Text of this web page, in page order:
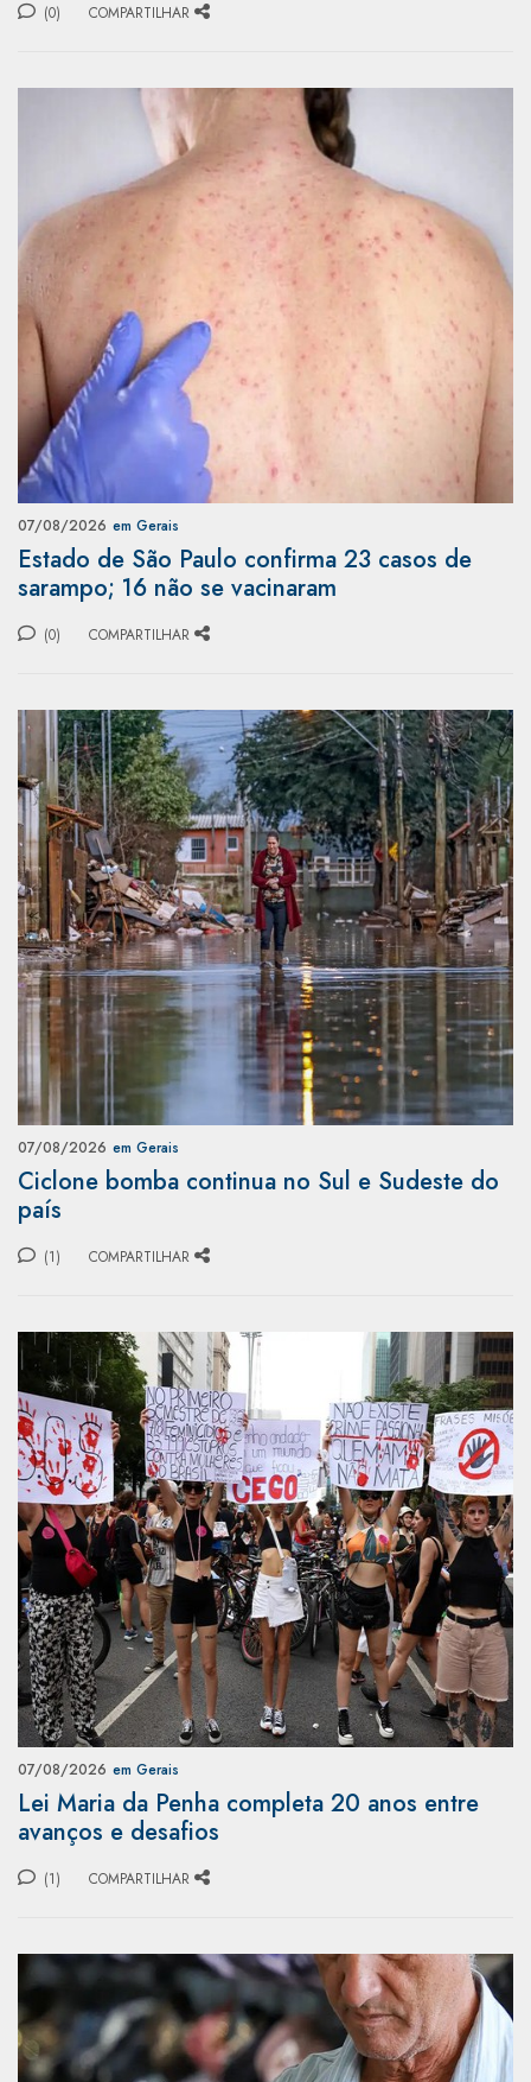
(0) COMPARTILHAR
07/08/2026 em Gerais
Estado de São Paulo confirma 23 casos de
sarampo; 16 não se vacinaram
(0) COMPARTILHAR
07/08/2026 em Gerais
Ciclone bomba continua no Sul e Sudeste do
país
(1) COMPARTILHAR
07/08/2026 em Gerais
Lei Maria da Penha completa 20 anos entre
avanços e desafios
(1) COMPARTILHAR